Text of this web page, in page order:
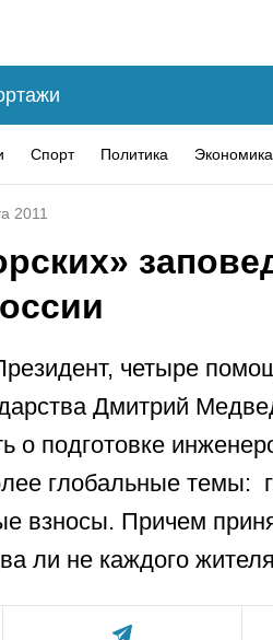
Спорт Политика Экономика
2011
четыре
Дмитрий
о подготовке
глобальные темы:
взносы. Причем
ли не каждого